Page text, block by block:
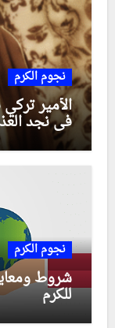
نجوم الكرم
الأمير
في نجد
نجوم الكرم
شروط
للكرم